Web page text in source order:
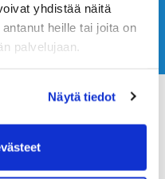
yhdistää näitä
heille tai joita on
palvelujaan.
Näytä tiedot
Rekisteröidy
uutiskirjeen
(*)